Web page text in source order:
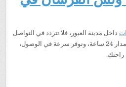
داخل مدينة العبور، فلا تتردد في التواصل
معنا. نحن جاهزون لخدمتك على مدار 24 ساعة، ونوفر سرعة في الوصول،
راحتك.